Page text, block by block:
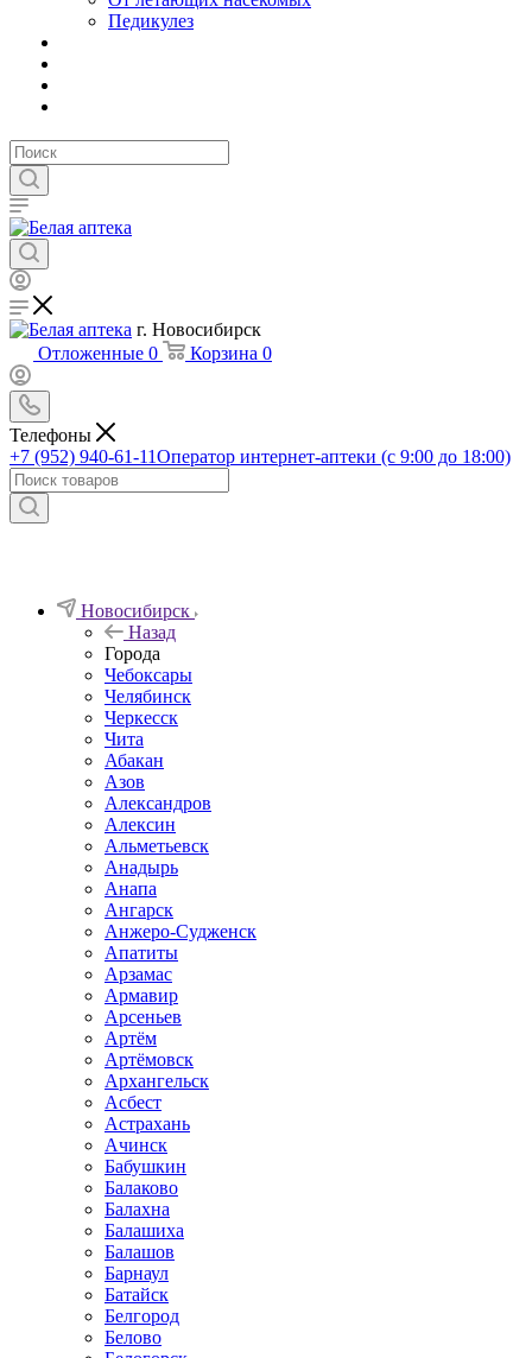
Педикулез
г. Новосибирск
Отложенные 0 Корзина 0
Телефоны
+7 (952) 940-61-11Оператор интернет-аптеки (с 9:00 до 18:00)
Новосибирск
Назад
Города
Чебоксары
Челябинск
Черкесск
Чита
Абакан
Азов
Александров
Алексин
Альметьевск
Анадырь
Анапа
Ангарск
Анжеро-Судженск
Апатиты
Арзамас
Армавир
Арсеньев
Артём
Артёмовск
Архангельск
Асбест
Астрахань
Ачинск
Бабушкин
Балаково
Балахна
Балашиха
Балашов
Барнаул
Батайск
Белгород
Белово